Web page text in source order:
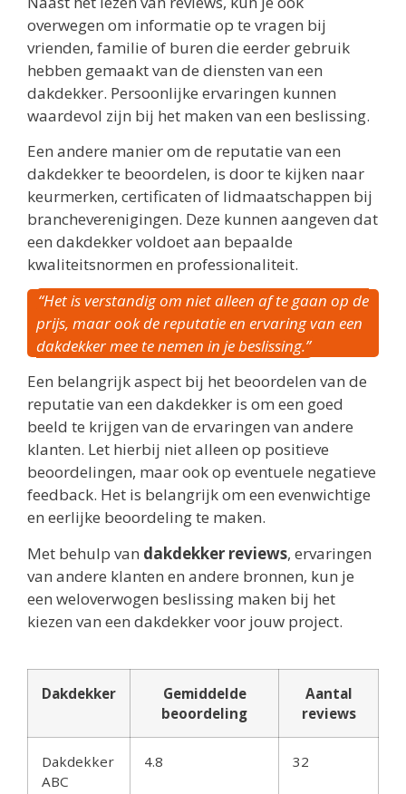
overwegen om informatie op te vragen bij
vrienden, familie of buren die eerder gebruik
hebben gemaakt van de diensten van een
dakdekker. Persoonlijke ervaringen kunnen
waardevol zijn bij het maken van een beslissing.
Een andere manier om de reputatie van een
dakdekker te beoordelen, is door te kijken naar
keurmerken, certificaten of lidmaatschappen bij
brancheverenigingen. Deze kunnen aangeven dat
een dakdekker voldoet aan bepaalde
kwaliteitsnormen en professionaliteit.
“Het is verstandig om niet alleen af te gaan op de
prijs, maar ook de reputatie en ervaring van een
dakdekker mee te nemen in je beslissing.”
Een belangrijk aspect bij het beoordelen van de
reputatie van een dakdekker is om een goed
beeld te krijgen van de ervaringen van andere
klanten. Let hierbij niet alleen op positieve
beoordelingen, maar ook op eventuele negatieve
feedback. Het is belangrijk om een evenwichtige
en eerlijke beoordeling te maken.
Met behulp van dakdekker reviews, ervaringen
van andere klanten en andere bronnen, kun je
een weloverwogen beslissing maken bij het
kiezen van een dakdekker voor jouw project.
Dakdekker
Gemiddelde
beoordeling
Aantal
reviews
Dakdekker
ABC
4.8 32